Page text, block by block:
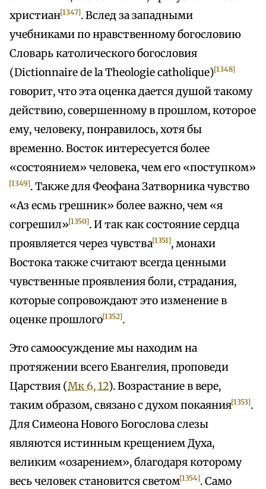
христиан[1347]. Вслед за западными
учебниками по нравственному богословию
Словарь католического богословия
(Dictionnaire de la Theologie catholique)[1348]
говорит, что эта оценка дается душой такому
действию, совершенному в прошлом, которое
ему, человеку, понравилось, хотя бы
временно. Восток интересуется более
«состоянием» человека, чем его «поступком»
[1349]. Также для Феофана Затворника чувство
«Аз есмь грешник» более важно, чем «я
согрешил»[1350]. И так как состояние сердца
проявляется через чувства[1351], монахи
Востока также считают всегда ценными
чувственные проявления боли, страдания,
которые сопровождают это изменение в
оценке прошлого[1352].
Это самоосуждение мы находим на
протяжении всего Евангелия, проповеди
Царствия (Мк 6, 12). Возрастание в вере,
таким образом, связано с духом покаяния[1353].
Для Симеона Нового Богослова слезы
являются истинным крещением Духа,
великим «озарением», благодаря которому
весь человек становится светом[1354]. Само